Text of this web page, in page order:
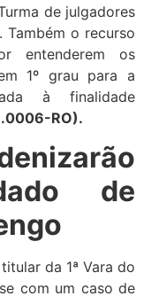
de julgadores
o recurso
entenderem os
1º grau para a
à finalidade
RO).
de
da 1ª Vara do
com um caso de